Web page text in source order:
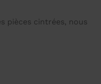
pièces cintrées, nous